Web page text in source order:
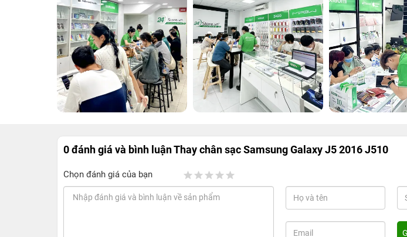
0 đánh giá và bình luậnThay chân sạc Samsung Galaxy J5 2016 J510
Chọn đánh giá của bạn